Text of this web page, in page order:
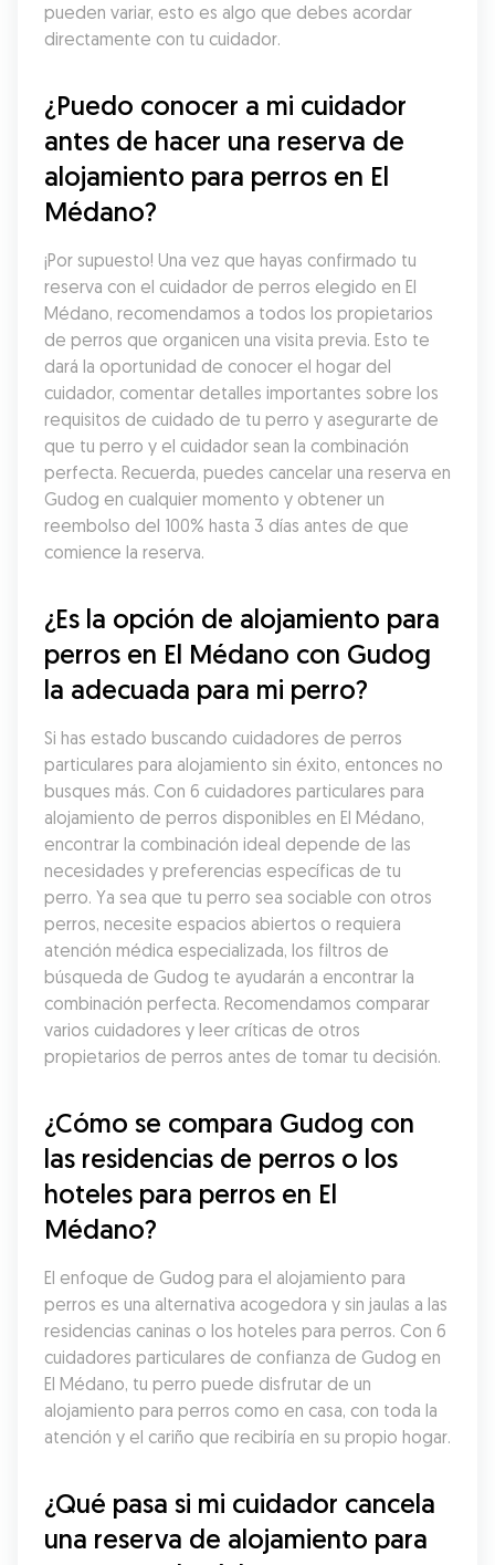
pueden variar, esto es algo que debes acordar
directamente con tu cuidador.
¿Puedo conocer a mi cuidador
antes de hacer una reserva de
alojamiento para perros en El
Médano?
¡Por supuesto! Una vez que hayas confirmado tu
reserva con el cuidador de perros elegido en El
Médano, recomendamos a todos los propietarios
de perros que organicen una visita previa. Esto te
dará la oportunidad de conocer el hogar del
cuidador, comentar detalles importantes sobre los
requisitos de cuidado de tu perro y asegurarte de
que tu perro y el cuidador sean la combinación
perfecta. Recuerda, puedes cancelar una reserva en
Gudog en cualquier momento y obtener un
reembolso del 100% hasta 3 días antes de que
comience la reserva.
¿Es la opción de alojamiento para
perros en El Médano con Gudog
la adecuada para mi perro?
Si has estado buscando cuidadores de perros
particulares para alojamiento sin éxito, entonces no
busques más. Con 6 cuidadores particulares para
alojamiento de perros disponibles en El Médano,
encontrar la combinación ideal depende de las
necesidades y preferencias específicas de tu
perro. Ya sea que tu perro sea sociable con otros
perros, necesite espacios abiertos o requiera
atención médica especializada, los filtros de
búsqueda de Gudog te ayudarán a encontrar la
combinación perfecta. Recomendamos comparar
varios cuidadores y leer críticas de otros
propietarios de perros antes de tomar tu decisión.
¿Cómo se compara Gudog con
las residencias de perros o los
hoteles para perros en El
Médano?
El enfoque de Gudog para el alojamiento para
perros es una alternativa acogedora y sin jaulas a las
residencias caninas o los hoteles para perros. Con 6
cuidadores particulares de confianza de Gudog en
El Médano, tu perro puede disfrutar de un
alojamiento para perros como en casa, con toda la
atención y el cariño que recibiría en su propio hogar.
¿Qué pasa si mi cuidador cancela
una reserva de alojamiento para